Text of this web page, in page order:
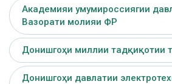
Академияи умумироссиягии
Вазорати молияи ФР
Донишгоҳи миллии тадқиқотии
Донишгоҳи давлатии